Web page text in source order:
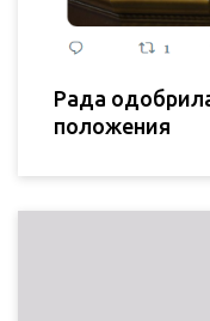
Рада
положения